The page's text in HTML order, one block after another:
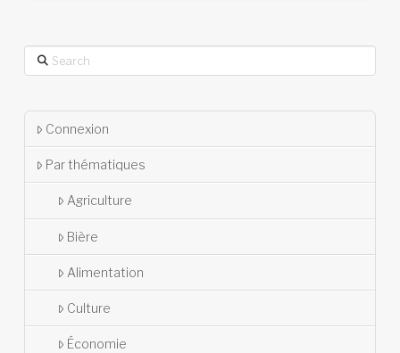
Search
Connexion
Par thématiques
Agriculture
Bière
Alimentation
Culture
Économie